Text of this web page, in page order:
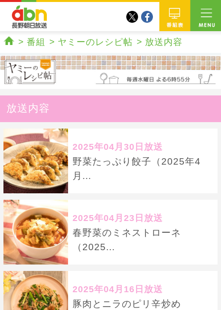
twitterfacebook
番組 ヤミーのレシピ帖 放送内容
放送内容
2025年04月30日放送
野菜たっぷり餃子（2025年4
月...
2025年04月23日放送
春野菜のミネストローネ
（2025...
2025年04月16日放送
豚肉とニラのピリ辛炒め